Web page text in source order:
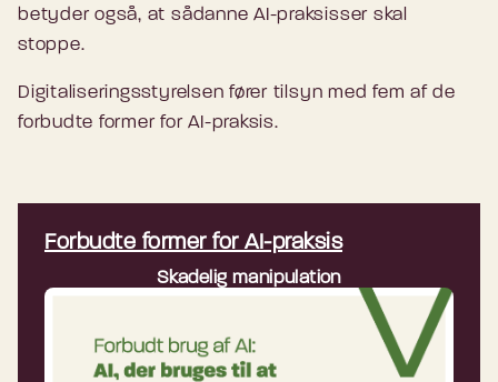
betyder også, at sådanne AI-praksisser skal
stoppe.
Digitaliseringsstyrelsen fører tilsyn med fem af de
forbudte former for AI-praksis.
Forbudte former for AI-praksis
Skadelig manipulation